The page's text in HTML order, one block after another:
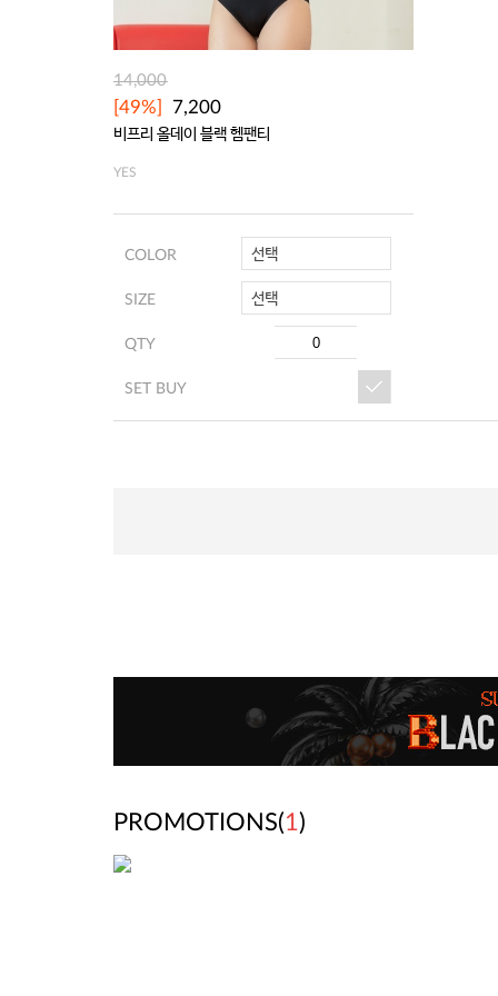
14,000
[49%] 7,200
비프리 올데이 블랙 헴팬티
YES
COLOR 선택
SIZE 선택
QTY
SET BUY
PROMOTIONS(1)